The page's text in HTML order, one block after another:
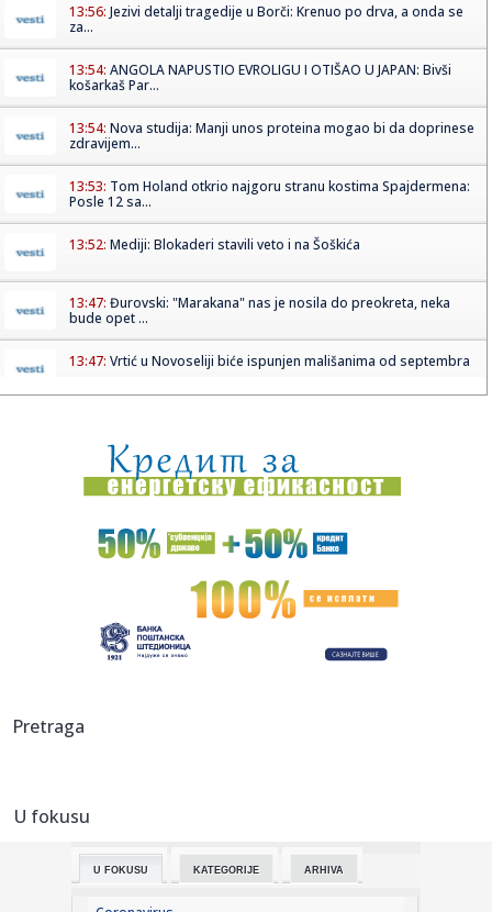
13:56: Jezivi detalji tragedije u Borči: Krenuo po drva, a onda se
za...
13:54: ANGOLA NAPUSTIO EVROLIGU I OTIŠAO U JAPAN: Bivši
košarkaš Par...
13:54: Nova studija: Manji unos proteina mogao bi da doprinese
zdravijem...
13:53: Tom Holand otkrio najgoru stranu kostima Spajdermena:
Posle 12 sa...
13:52: Mediji: Blokaderi stavili veto i na Šoškića
13:47: Đurovski: "Marakana" nas je nosila do preokreta, neka
bude opet ...
13:47: Vrtić u Novoseliji biće ispunjen mališanima od septembra
13:47:Brutalno udarila rivalku pa poručila: Privilegija bijelaca
(VIDE...
13:46:"Ostavljeni sin Asmina Durdžića" u stvari je poznati
tiktoker? ...
Zenit stiže u Beograd i testira Partizan
13:43:Nizak nivo Dunava otkrio most rimskog cara Konstantina I
13:34:
13:33: Žive legende NFL: Bris, Fidžerald, Kikli, Vinatrijer i Kreg u K...
Pretraga
U fokusu
U FOKUSU KATEGORIJE ARHIVA